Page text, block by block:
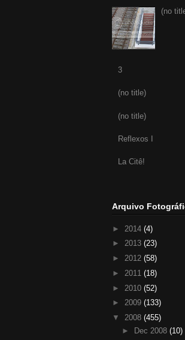
(no
3
(no title)
(no title)
Reflexos I
La Citê!
Arquivo
► 2014 (4)
► 2013 (23)
► 2012 (58)
► 2011 (18)
► 2010 (52)
► 2009 (133)
▼ 2008 (455)
► Dec 2008 (10)